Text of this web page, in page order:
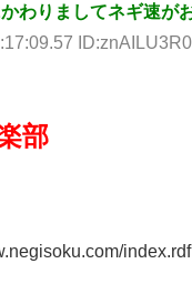
わりましてネギ速が
部
index.rdf